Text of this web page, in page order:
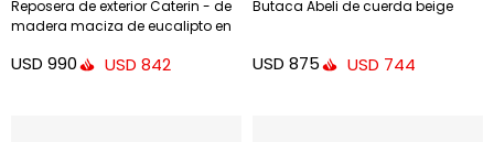
Reposera de exterior Caterin - de
madera maciza de eucalipto en
USD 990 USD 842
Butaca Abeli de cuerda beige
USD 875 USD 744